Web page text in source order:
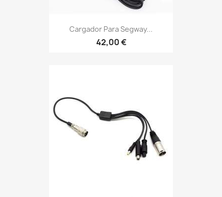
Cargador Para Segway...
42,00 €